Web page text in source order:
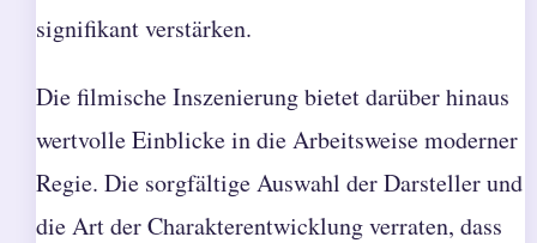
signifikant verstärken.
Die filmische Inszenierung bietet darüber hinaus
wertvolle Einblicke in die Arbeitsweise moderner
Regie. Die sorgfältige Auswahl der Darsteller und
die Art der Charakterentwicklung verraten, dass